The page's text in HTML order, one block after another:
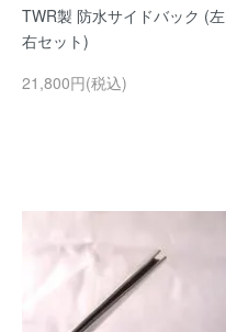
TWR製 防水サイドバック (左
右セット)
21,800円(税込)